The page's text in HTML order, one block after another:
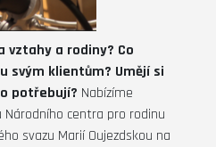
vztahy a rodiny? Co
svým klientům? Umějí si
potřebují? Nabízíme
centra pro rodinu
svazu Marií Oujezdskou na